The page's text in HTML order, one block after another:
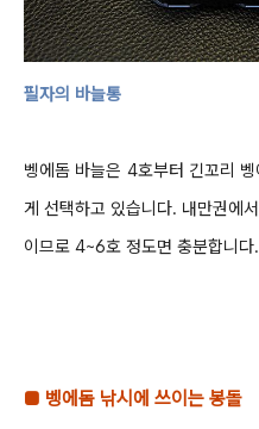
필자의 바늘통
벵에돔 바늘은 4호부터 긴꼬리
게 선택하고 있습니다. 내만권에
이므로 4~6호 정도면 충분합니다.
■ 벵에돔 낚시에 쓰이는 봉돌